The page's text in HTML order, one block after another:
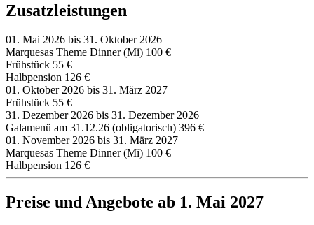
Zusatzleistungen
01. Mai 2026 bis 31. Oktober 2026
Marquesas Theme Dinner (Mi) 100 €
Frühstück 55 €
Halbpension 126 €
01. Oktober 2026 bis 31. März 2027
Frühstück 55 €
31. Dezember 2026 bis 31. Dezember 2026
Galamenü am 31.12.26 (obligatorisch) 396 €
01. November 2026 bis 31. März 2027
Marquesas Theme Dinner (Mi) 100 €
Halbpension 126 €
Preise und Angebote ab 1. Mai 2027